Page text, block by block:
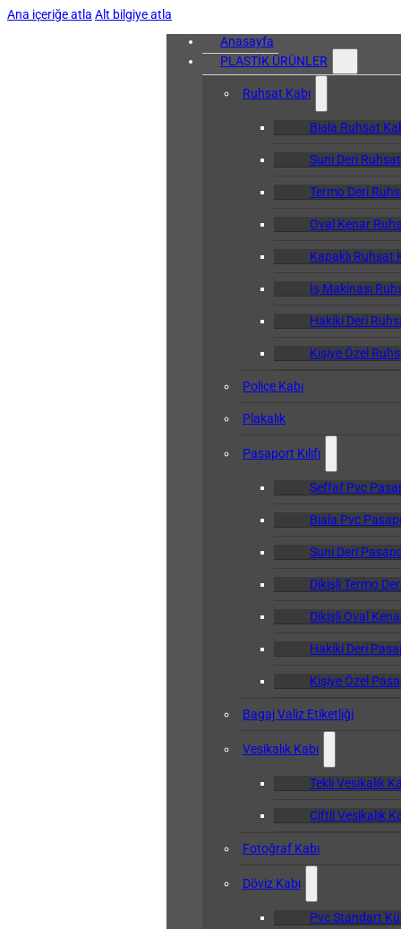
Ana içeriğe atla Alt bilgiye atla
Anasayfa
PLASTİK ÜRÜNLER
Ruhsat Kabı
Biala Ruhsat
Suni Deri Ruhsat
Termo Deri
Oval Kenar
Kapaklı Ruhsat
İş Makinası
Hakiki Deri
Kişiye Özel
Poliçe Kabı
Plakalık
Pasaport Kılıfı
Şeffaf Pvc
Biala Pvc
Suni Deri
Dikişli Termo
Dikişli Oval
Hakiki Deri
Kişiye Özel
Bagaj Valiz Etiketliği
Vesikalık Kabı
Tekli Vesikalık
Çiftli Vesikalık
Fotoğraf Kabı
Döviz Kabı
Pvc Standart